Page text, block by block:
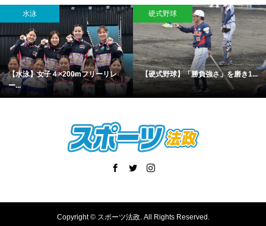
水泳
【水泳】女子４×200mフリーリレ
ー...
硬式野球
【硬式野球】「勝負強さ」を磨き1...
Copyright ©スポーツ法政. All Rights Reserved.